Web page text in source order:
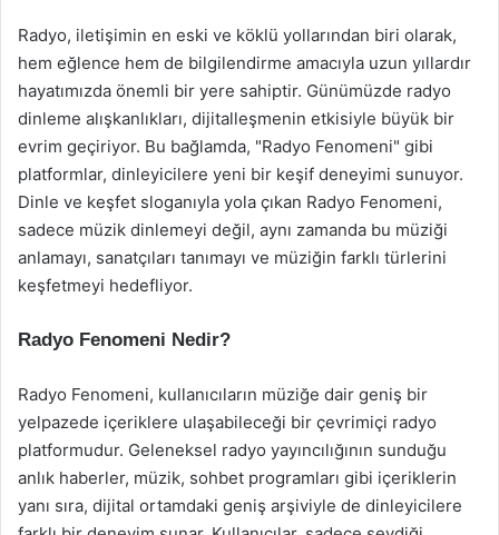
Radyo, iletişimin en eski ve köklü yollarından biri olarak,
hem eğlence hem de bilgilendirme amacıyla uzun yıllardır
hayatımızda önemli bir yere sahiptir. Günümüzde radyo
dinleme alışkanlıkları, dijitalleşmenin etkisiyle büyük bir
evrim geçiriyor. Bu bağlamda, "Radyo Fenomeni" gibi
platformlar, dinleyicilere yeni bir keşif deneyimi sunuyor.
Dinle ve keşfet sloganıyla yola çıkan Radyo Fenomeni,
sadece müzik dinlemeyi değil, aynı zamanda bu müziği
anlamayı, sanatçıları tanımayı ve müziğin farklı türlerini
keşfetmeyi hedefliyor.
Radyo Fenomeni Nedir?
Radyo Fenomeni, kullanıcıların müziğe dair geniş bir
yelpazede içeriklere ulaşabileceği bir çevrimiçi radyo
platformudur. Geleneksel radyo yayıncılığının sunduğu
anlık haberler, müzik, sohbet programları gibi içeriklerin
yanı sıra, dijital ortamdaki geniş arşiviyle de dinleyicilere